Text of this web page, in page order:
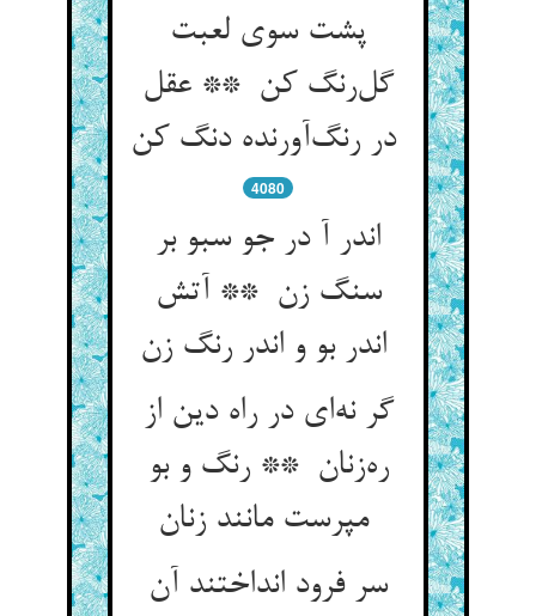
پشت سوی لعبت
گل‌رنگ کن ** عقل
در رنگ‌آورنده دنگ کن
4080
اندر آ در جو سبو بر
سنگ زن ** آتش
گر نه‌ای در راه دین از
ره‌زنان ** رنگ و بو
مپرست مانند زنان
سر فرود انداختند آن